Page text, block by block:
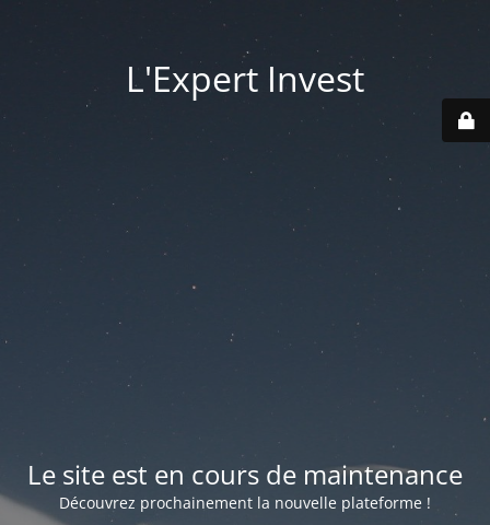
L'Expert Invest
Le site est en cours de maintenance
Découvrez prochainement la nouvelle plateforme !